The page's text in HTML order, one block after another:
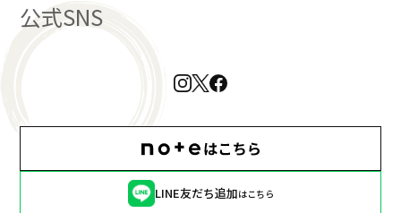
公式SNS
LINE友だち追加はこちら